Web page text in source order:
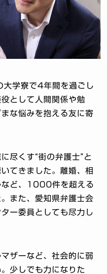
学寮で4年間を過ごし
として人間関係や勉
な悩みを抱える友に寄
尽くす“街の弁護士”と
てきました。離婚、相
など、1000件を超える
また、愛知県弁護士会
ー委員としても尽力し
ザーなど、社会的に弱
少しでも力になりた